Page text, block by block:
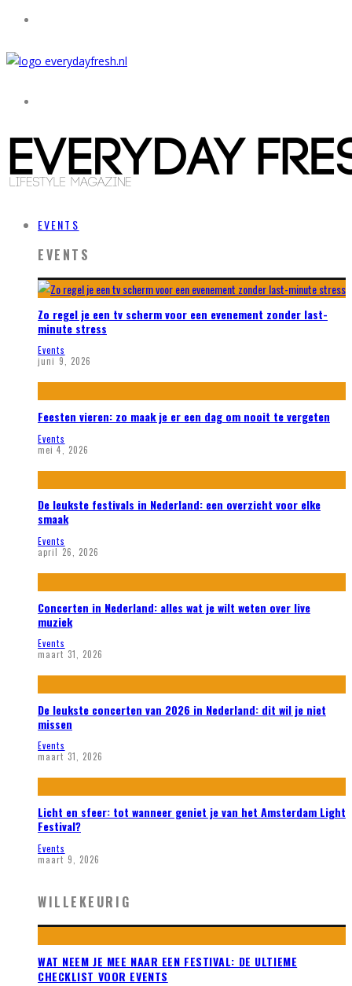
EVENTS
EVENTS
Zo regel je een tv scherm voor een evenement zonder last-
minute stress
Events
juni 9, 2026
Feesten vieren: zo maak je er een dag om nooit te vergeten
Events
mei 4, 2026
De leukste festivals in Nederland: een overzicht voor elke
smaak
Events
april 26, 2026
Concerten in Nederland: alles wat je wilt weten over live
muziek
Events
maart 31, 2026
De leukste concerten van 2026 in Nederland: dit wil je niet
missen
Events
maart 31, 2026
Licht en sfeer: tot wanneer geniet je van het Amsterdam Light
Festival?
Events
maart 9, 2026
WILLEKEURIG
WAT NEEM JE MEE NAAR EEN FESTIVAL: DE ULTIEME
CHECKLIST VOOR EVENTS